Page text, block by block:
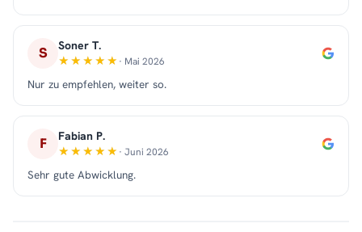
S Soner T.
· Mai 2026
Nur zu empfehlen, weiter so.
F Fabian P.
· Juni 2026
Sehr gute Abwicklung.